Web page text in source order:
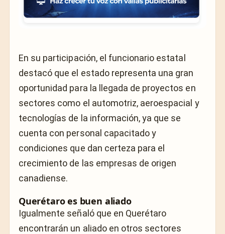
En su participación, el funcionario estatal
destacó que el estado representa una gran
oportunidad para la llegada de proyectos en
sectores como el automotriz, aeroespacial y
tecnologías de la información, ya que se
cuenta con personal capacitado y
condiciones que dan certeza para el
crecimiento de las empresas de origen
canadiense.
Querétaro es buen aliado
Igualmente señaló que en Querétaro
encontrarán un aliado en otros sectores